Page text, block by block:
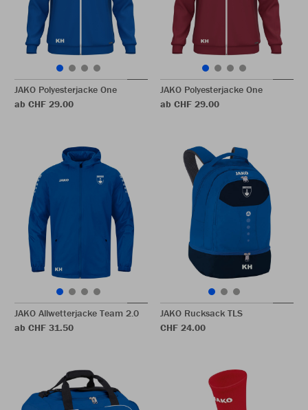
JAKO Polyesterjacke One
ab CHF 29.00
JAKO Polyesterjacke One
ab CHF 29.00
JAKO Allwetterjacke Team 2.0
ab CHF 31.50
JAKO Rucksack TLS
CHF 24.00